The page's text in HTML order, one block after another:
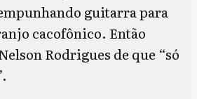
guitarra para
cacofônico. Então
Rodrigues de que “só